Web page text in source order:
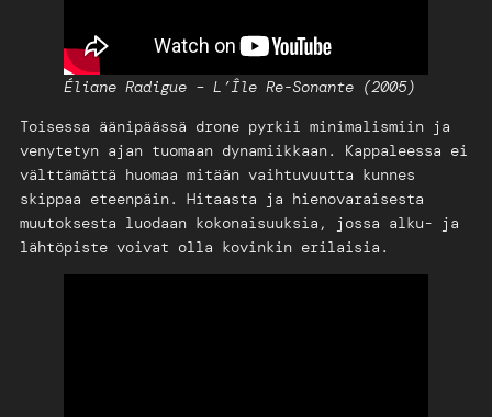
Éliane Radigue – L’Île Re-Sonante (2005)
Toisessa äänipäässä drone pyrkii minimalismiin ja
venytetyn ajan tuomaan dynamiikkaan. Kappaleessa ei
välttämättä huomaa mitään vaihtuvuutta kunnes
skippaa eteenpäin. Hitaasta ja hienovaraisesta
muutoksesta luodaan kokonaisuuksia, jossa alku- ja
lähtöpiste voivat olla kovinkin erilaisia.